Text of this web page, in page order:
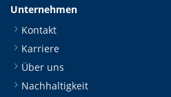
Unternehmen
Kontakt
Karriere
Über uns
Nachhaltigkeit